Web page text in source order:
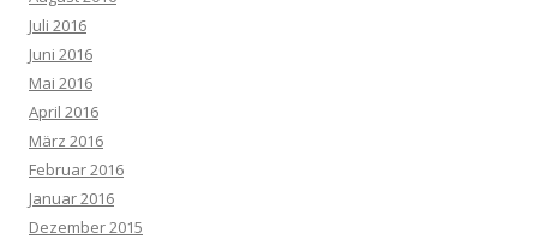
Juli 2016
Juni 2016
Mai 2016
April 2016
März 2016
Februar 2016
Januar 2016
Dezember 2015